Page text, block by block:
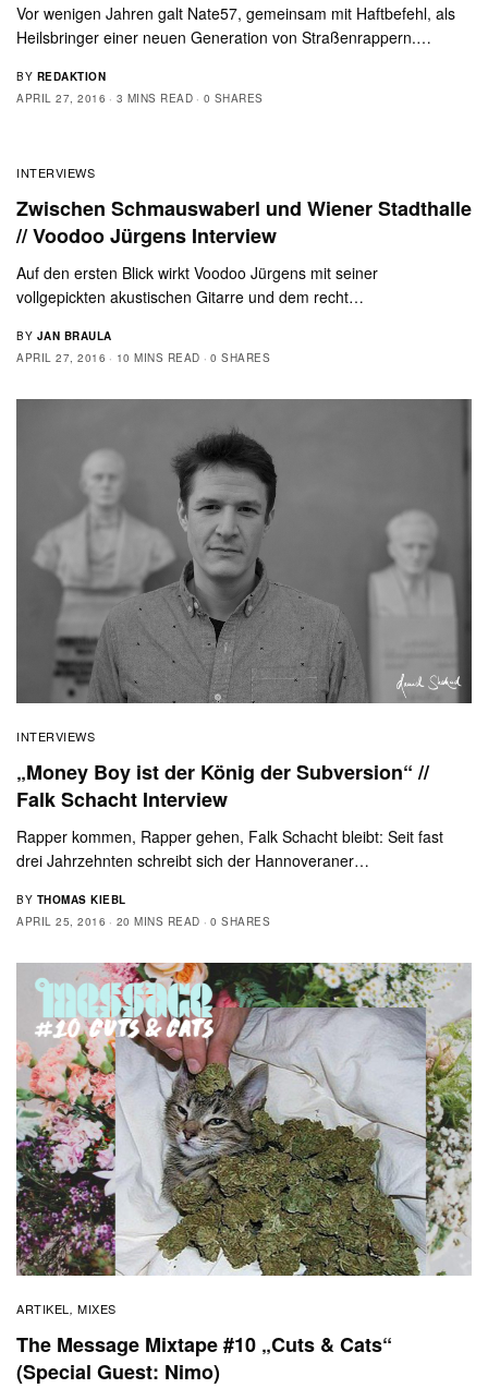
Vor wenigen Jahren galt Nate57, gemeinsam mit Haftbefehl, als
Heilsbringer einer neuen Generation von Straßenrappern.…
BY REDAKTION
APRIL 27, 2016
3 MINS READ 0 SHARES
INTERVIEWS
Zwischen Schmauswaberl und Wiener Stadthalle
// Voodoo Jürgens Interview
Auf den ersten Blick wirkt Voodoo Jürgens mit seiner
vollgepickten akustischen Gitarre und dem recht…
BY JAN BRAULA
APRIL 27, 2016
10 MINS READ 0 SHARES
INTERVIEWS
„Money Boy ist der König der Subversion“ //
Falk Schacht Interview
Rapper kommen, Rapper gehen, Falk Schacht bleibt: Seit fast
drei Jahrzehnten schreibt sich der Hannoveraner…
BY THOMAS KIEBL
APRIL 25, 2016
20 MINS READ 0 SHARES
ARTIKEL , MIXES
The Message Mixtape #10 „Cuts & Cats“
(Special Guest: Nimo)